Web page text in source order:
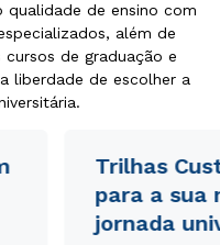
de ensino com
além de
de graduação e
liberdade de escolher a
Trilhas
para a sua
jornada